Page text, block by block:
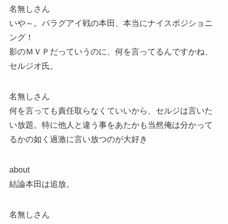
名無しさん
いや～。パラグアイ戦の本田、本当にナイスポジショニ
ング！
影のＭＶＰだっていうのに、何を言ってるんですかね、
セルジオ氏。
名無しさん
何を言っても責任取らなくていいから、セルジは言いた
い放題。特に他人と違う事をあたかも当然俺は分かって
るかの如く過激に言い放つのが大好き
about
結論本田は追放。
名無しさん